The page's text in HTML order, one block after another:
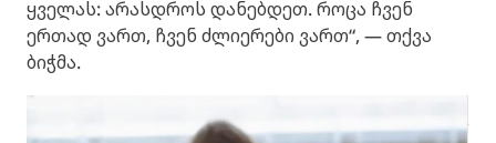
ყველას: არასდროს დანებდეთ. როცა ჩვენ
ერთად ვართ, ჩვენ ძლიერები ვართ“, — თქვა
ბიჭმა.